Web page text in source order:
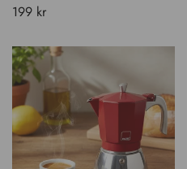
Vanligt
199 kr